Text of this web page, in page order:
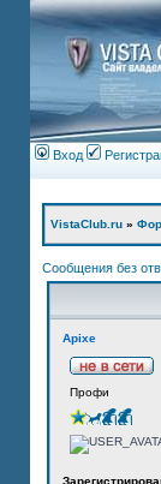
Вход
VistaClub.ru »
Сообщения без
Apixe
Профи